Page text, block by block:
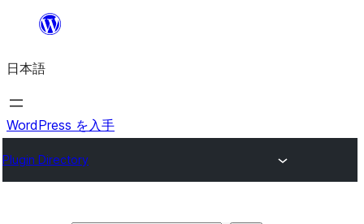
を
ス
キ
プ
日本語
WordPress を入手
Plugin Directory